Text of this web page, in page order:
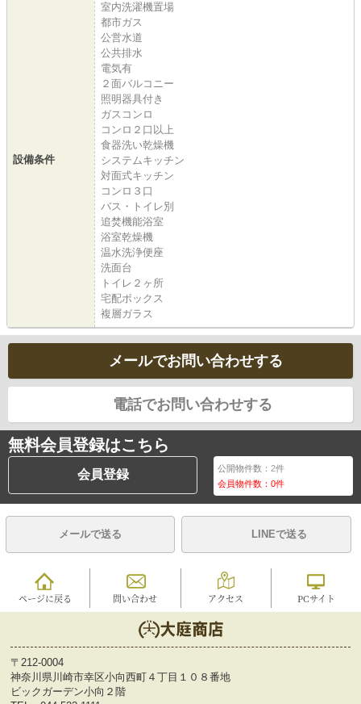
設備条件
室内洗濯機置場
都市ガス
公営水道
公共排水
電気有
２面バルコニー
照明器具付き
ガスコンロ
コンロ２口以上
食器洗い乾燥機
システムキッチン
対面式キッチン
コンロ３口
バス・トイレ別
追焚機能浴室
浴室乾燥機
温水洗浄便座
洗面台
トイレ２ヶ所
宅配ボックス
複層ガラス
メールでお問い合わせする
電話でお問い合わせする
無料会員登録はこちら
会員登録 公開物件数：2件
会員物件数：0件
メールで送る LINEで送る
ページに戻る 問い合わせ アクセス PCサイト
〒212-0004
神奈川県川崎市幸区小向西町４丁目１０８番地
ビックガーデン小向２階